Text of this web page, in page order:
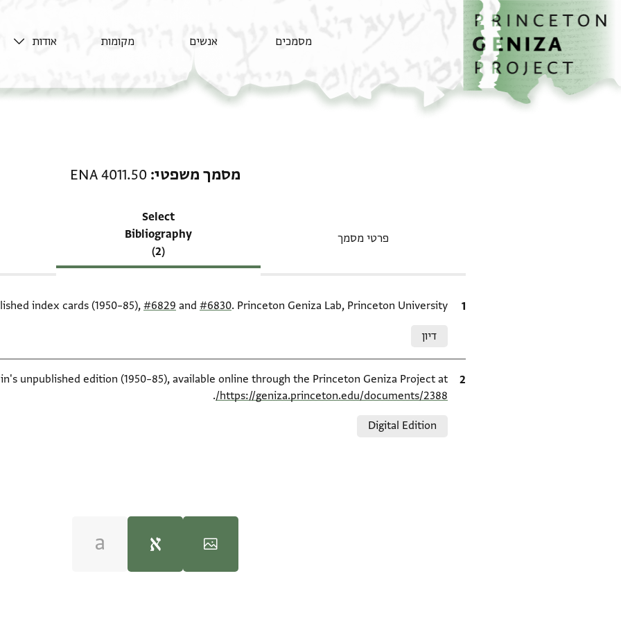
דילוג לתוכן
דף הבית
מסמכים אנשים מקומות אודות
מסמך משפטי ENA 4011.50
פרטי מסמך
Select
Bibliography
(2)
ציטוט index cards (1950–85), #6829 and #6830. Princeton Geniza Lab, Princeton University.
דיון
ציטוט
unpublished edition (1950–85), available online through the Princeton Geniza Project at
https://geniza.princeton.edu/documents/2388/
.
Digital Edition